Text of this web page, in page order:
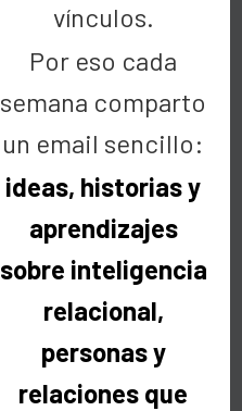
vínculos.
Por eso cada
semana comparto
un email sencillo:
ideas, historias y
aprendizajes
sobre inteligencia
relacional,
personas y
relaciones que